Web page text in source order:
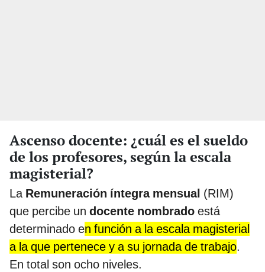
Ascenso docente: ¿cuál es el sueldo
de los profesores, según la escala
magisterial?
La Remuneración íntegra mensual (RIM)
que percibe un docente nombrado está
determinado en función a la escala magisterial
a la que pertenece y a su jornada de trabajo.
En total son ocho niveles.